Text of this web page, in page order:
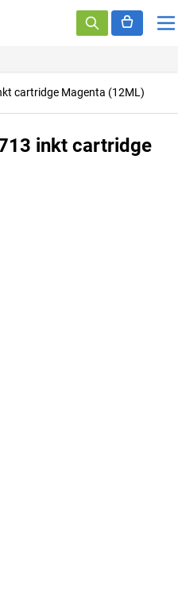
cartridge Magenta (12ML)
inkt cartridge